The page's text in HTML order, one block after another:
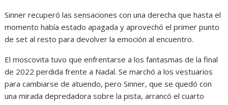
Sinner recuperó las sensaciones con una derecha que hasta el
momento había estado apagada y aprovechó el primer punto
de set al resto para devolver la emoción al encuentro.
El moscovita tuvo que enfrentarse a los fantasmas de la final
de 2022 perdida frente a Nadal. Se marchó a los vestuarios
para cambiarse de atuendo, pero Sinner, que se quedó con
una mirada depredadora sobre la pista, arrancó el cuarto